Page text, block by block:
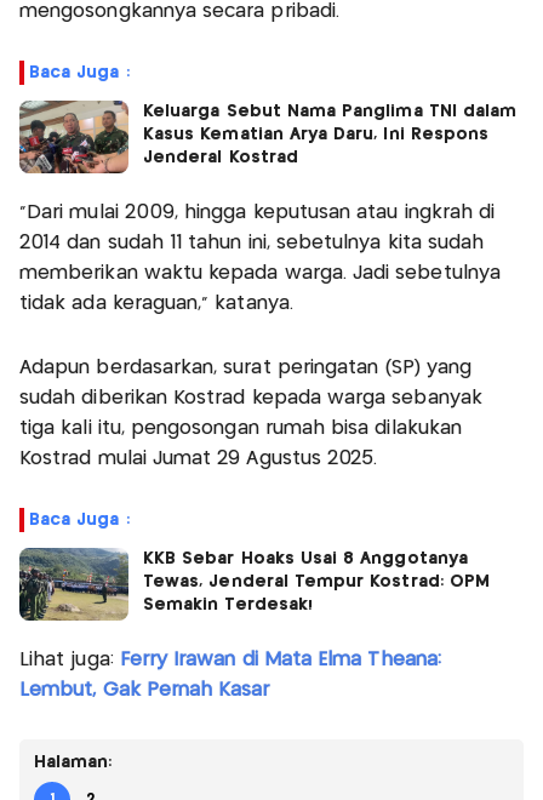
mengosongkannya secara pribadi.
Baca Juga :
Keluarga Sebut Nama Panglima TNI dalam
Kasus Kematian Arya Daru, Ini Respons
Jenderal Kostrad
"Dari mulai 2009, hingga keputusan atau ingkrah di
2014 dan sudah 11 tahun ini, sebetulnya kita sudah
memberikan waktu kepada warga. Jadi sebetulnya
tidak ada keraguan," katanya.
Adapun berdasarkan, surat peringatan (SP) yang
sudah diberikan Kostrad kepada warga sebanyak
tiga kali itu, pengosongan rumah bisa dilakukan
Kostrad mulai Jumat 29 Agustus 2025.
Baca Juga :
KKB Sebar Hoaks Usai 8 Anggotanya
Tewas, Jenderal Tempur Kostrad: OPM
Semakin Terdesak!
Lihat juga: Ferry Irawan di Mata Elma Theana:
Lembut, Gak Pernah Kasar
Halaman: